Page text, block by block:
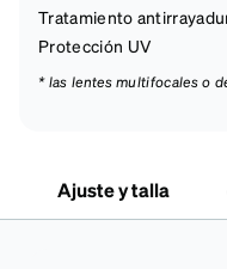
Tratamiento
Protección UV
* las lentes multifocales o
Ajuste y talla